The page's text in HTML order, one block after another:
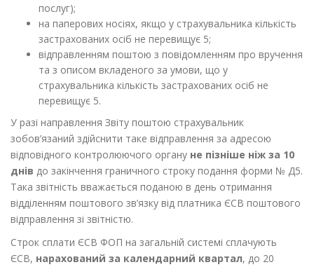
послуг);
на паперових носіях, якщо у страхувальника кількість
застрахованих осіб не перевищує 5;
відправленням поштою з повідомленням про вручення
та з описом вкладеного за умови, що у
страхувальника кількість застрахованих осіб не
перевищує 5.
У разі направлення Звіту поштою страхувальник
зобов’язаний здійснити таке відправлення за адресою
відповідного контролюючого органу не пізніше ніж за 10
днів до закінчення граничного строку подання форми № Д5.
Така звітність вважається поданою в день отримання
відділенням поштового зв’язку від платника ЄСВ поштового
відправлення зі звітністю.
Строк сплати ЄСВ ФОП на загальній системі сплачують
ЄСВ, нарахований за календарний квартал, до 20